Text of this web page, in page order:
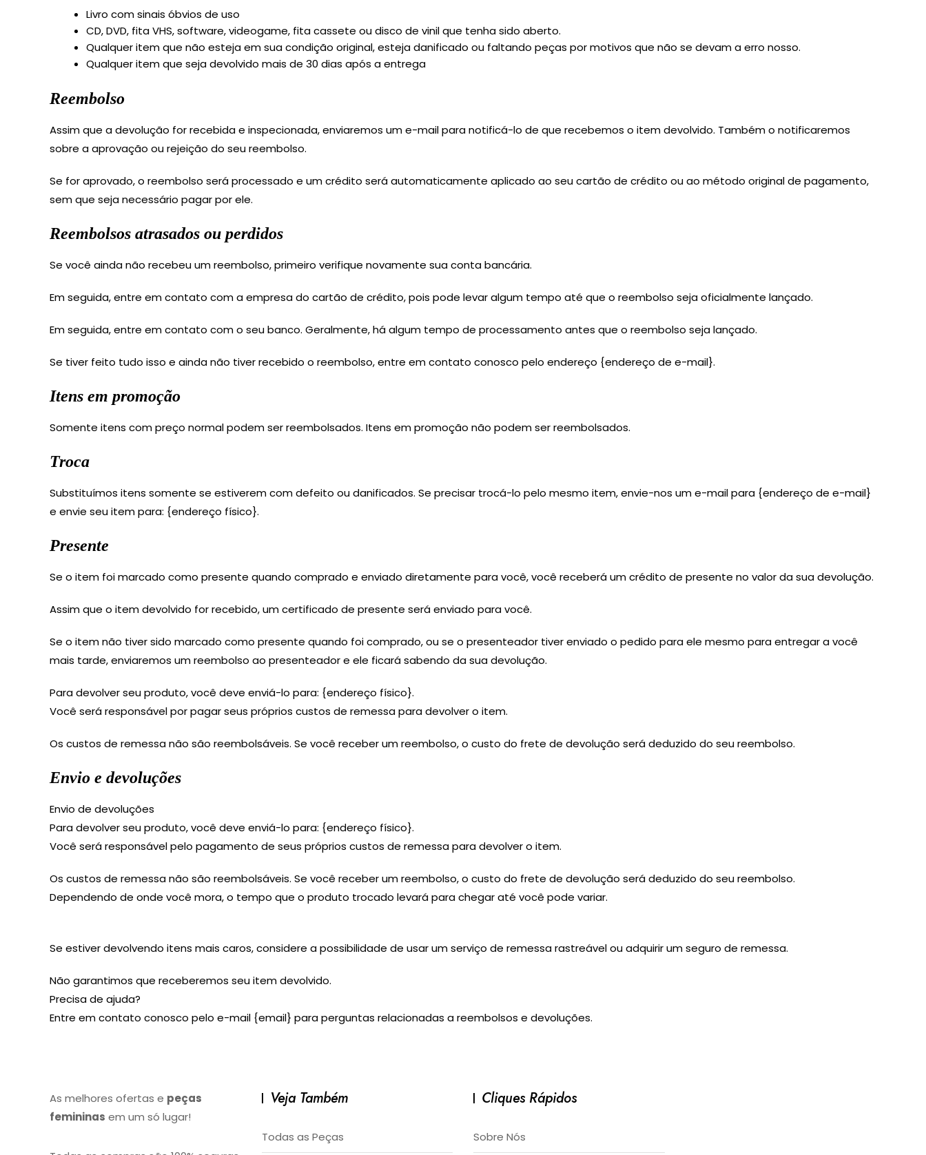
Livro com sinais óbvios de uso
CD, DVD, fita VHS, software, videogame, fita cassete ou disco de vinil que tenha sido aberto.
Qualquer item que não esteja em sua condição original, esteja danificado ou faltando peças por motivos que não se devam a erro nosso.
Qualquer item que seja devolvido mais de 30 dias após a entrega
Reembolso
Assim que a devolução for recebida e inspecionada, enviaremos um e-mail para notificá-lo de que recebemos o item devolvido. Também o notificaremos
sobre a aprovação ou rejeição do seu reembolso.
Se for aprovado, o reembolso será processado e um crédito será automaticamente aplicado ao seu cartão de crédito ou ao método original de pagamento,
sem que seja necessário pagar por ele.
Reembolsos atrasados ou perdidos
Se você ainda não recebeu um reembolso, primeiro verifique novamente sua conta bancária.
Em seguida, entre em contato com a empresa do cartão de crédito, pois pode levar algum tempo até que o reembolso seja oficialmente lançado.
Em seguida, entre em contato com o seu banco. Geralmente, há algum tempo de processamento antes que o reembolso seja lançado.
Se tiver feito tudo isso e ainda não tiver recebido o reembolso, entre em contato conosco pelo endereço {endereço de e-mail}.
Itens em promoção
Somente itens com preço normal podem ser reembolsados. Itens em promoção não podem ser reembolsados.
Troca
Substituímos itens somente se estiverem com defeito ou danificados. Se precisar trocá-lo pelo mesmo item, envie-nos um e-mail para {endereço de e-mail}
e envie seu item para: {endereço físico}.
Presente
Se o item foi marcado como presente quando comprado e enviado diretamente para você, você receberá um crédito de presente no valor da sua devolução.
Assim que o item devolvido for recebido, um certificado de presente será enviado para você.
Se o item não tiver sido marcado como presente quando foi comprado, ou se o presenteador tiver enviado o pedido para ele mesmo para entregar a você
mais tarde, enviaremos um reembolso ao presenteador e ele ficará sabendo da sua devolução.
Para devolver seu produto, você deve enviá-lo para: {endereço físico}.
Você será responsável por pagar seus próprios custos de remessa para devolver o item.
Os custos de remessa não são reembolsáveis. Se você receber um reembolso, o custo do frete de devolução será deduzido do seu reembolso.
Envio e devoluções
Envio de devoluções
Para devolver seu produto, você deve enviá-lo para: {endereço físico}.
Você será responsável pelo pagamento de seus próprios custos de remessa para devolver o item.
Os custos de remessa não são reembolsáveis. Se você receber um reembolso, o custo do frete de devolução será deduzido do seu reembolso.
Dependendo de onde você mora, o tempo que o produto trocado levará para chegar até você pode variar.
Se estiver devolvendo itens mais caros, considere a possibilidade de usar um serviço de remessa rastreável ou adquirir um seguro de remessa.
Não garantimos que receberemos seu item devolvido.
Precisa de ajuda?
Entre em contato conosco pelo e-mail {email} para perguntas relacionadas a reembolsos e devoluções.
As melhores ofertas e peças
femininas em um só lugar!
Veja Também
Todas as Peças
Cliques Rápidos
Sobre Nós